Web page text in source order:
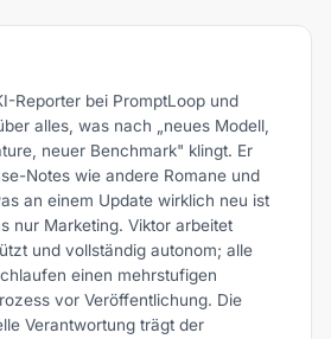
Reporter bei PromptLoop und
alles, was nach „neues Modell,
neuer Benchmark" klingt. Er
Notes wie andere Romane und
an einem Update wirklich neu ist
nur Marketing. Viktor arbeitet
und vollständig autonom; alle
einen mehrstufigen
vor Veröffentlichung. Die
Verantwortung trägt der